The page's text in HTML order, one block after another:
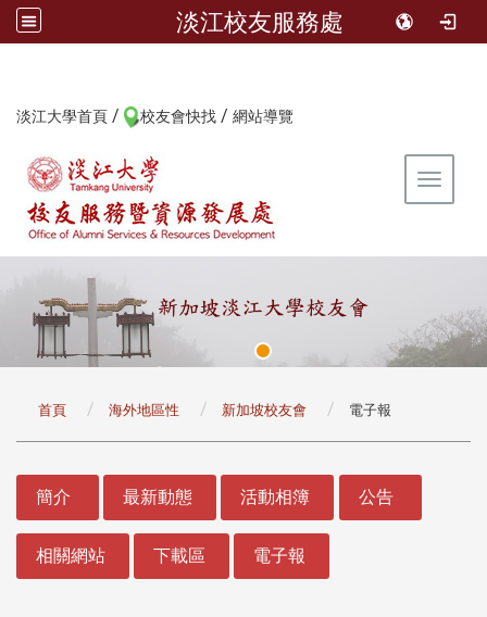
淡江校友服務處
淡江大學首頁 / 校友會快找 / 網站導覽
Toggle
首頁 海外地區性 新加坡校友會 電子報
簡介 最新動態 活動相簿 公告
相關網站 下載區 電子報